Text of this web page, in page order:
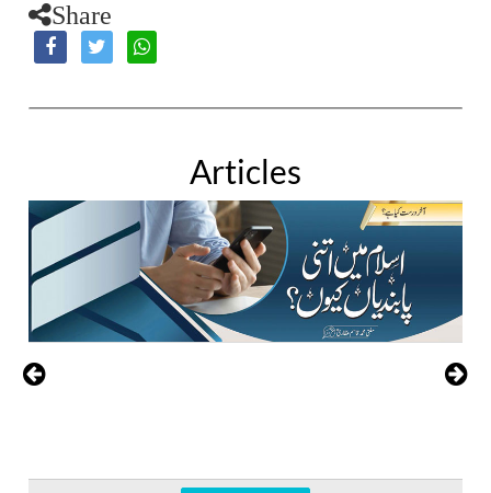
Share
Articles